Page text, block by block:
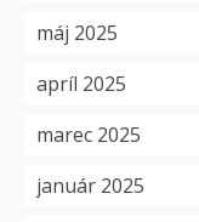
máj 2025
apríl 2025
marec 2025
január 2025